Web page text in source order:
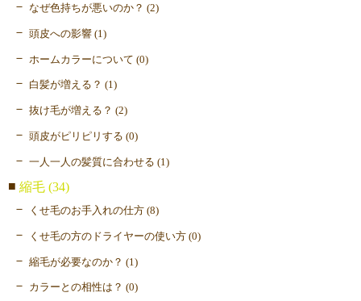
なぜ色持ちが悪いのか？ (2)
頭皮への影響 (1)
ホームカラーについて (0)
白髪が増える？ (1)
抜け毛が増える？ (2)
頭皮がピリピリする (0)
一人一人の髪質に合わせる (1)
縮毛 (34)
くせ毛のお手入れの仕方 (8)
くせ毛の方のドライヤーの使い方 (0)
縮毛が必要なのか？ (1)
カラーとの相性は？ (0)